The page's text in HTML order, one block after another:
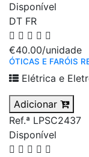
Disponível
DT FR
€40.00/unidade
ÓTICAS E FARÓIS
Elétrica e
Adicionar
Ref.ª LPSC2437
Disponível